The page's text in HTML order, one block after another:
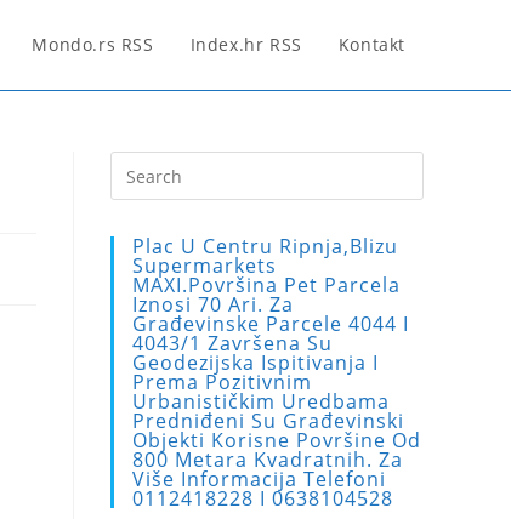
Mondo.rs RSS Index.hr RSS Kontakt
Escape
Plac U Centru Ripnja,blizu
Supermarkets
MAXI.Površina Pet Parcela
Iznosi 70 Ari. Za
Građevinske Parcele 4044 I
4043/1 Završena Su
Geodezijska Ispitivanja I
Prema Pozitivnim
Urbanističkim Uredbama
Predniđeni Su Građevinski
Objekti Korisne Površine Od
800 Metara Kvadratnih. Za
Više Informacija Telefoni
0112418228 I 0638104528